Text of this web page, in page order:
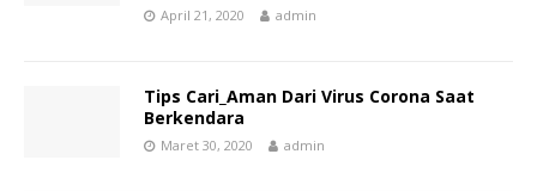
April 21, 2020 admin
Tips Cari_Aman Dari Virus Corona Saat
Berkendara
Maret 30, 2020 admin